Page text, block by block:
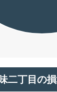
二丁目の